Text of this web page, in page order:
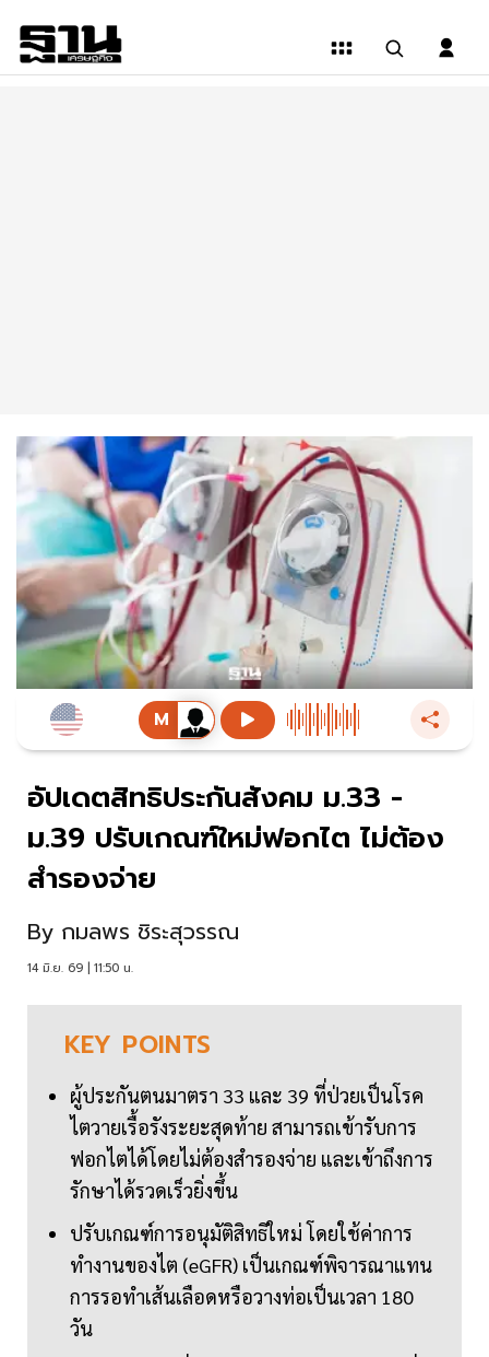
อัปเดตสิทธิประกันสังคม ม.33 -
ม.39 ปรับเกณฑ์ใหม่ฟอกไต ไม่ต้อง
สำรองจ่าย
By กมลพร ชิระสุวรรณ
14 มิ.ย. 69 | 11:50 น.
KEY POINTS
ผู้ประกันตนมาตรา 33 และ 39 ที่ป่วยเป็นโรค
ไตวายเรื้อรังระยะสุดท้าย สามารถเข้ารับการ
ฟอกไตได้โดยไม่ต้องสำรองจ่าย และเข้าถึงการ
รักษาได้รวดเร็วยิ่งขึ้น
ปรับเกณฑ์การอนุมัติสิทธิใหม่ โดยใช้ค่าการ
ทำงานของไต (eGFR) เป็นเกณฑ์พิจารณาแทน
การรอทำเส้นเลือดหรือวางท่อเป็นเวลา 180
วัน